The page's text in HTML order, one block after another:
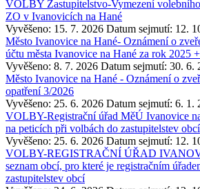
VOLBY Zastupitelstvo-Vymezení
ZO v Ivanovicích na Hané
Vyvěšeno: 15. 7. 2026 Datum sejmutí: 12.
Město Ivanovice na Hané- Oznámení o
účtu města Ivanovice na Hané za rok 2025
Vyvěšeno: 8. 7. 2026 Datum sejmutí: 30. 6.
Město Ivanovice na Hané - Oznámení o
opatření 3/2026
Vyvěšeno: 25. 6. 2026 Datum sejmutí: 6. 1.
VOLBY-Registrační úřad MěÚ Ivanovice
na peticích při volbách do zastupitelstev obcí
Vyvěšeno: 25. 6. 2026 Datum sejmutí: 12.
VOLBY-REGISTRAČNÍ ÚŘAD
seznam obcí, pro které je registračním
zastupitelstev obcí